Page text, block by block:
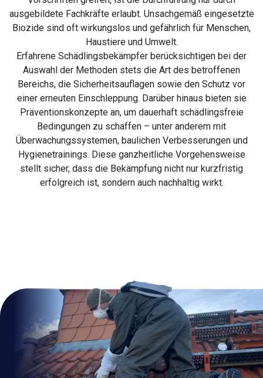
ausgebildete Fachkräfte erlaubt. Unsachgemäß eingesetzte
Biozide sind oft wirkungslos und gefährlich für Menschen,
Haustiere und Umwelt.
Erfahrene Schädlingsbekämpfer berücksichtigen bei der
Auswahl der Methoden stets die Art des betroffenen
Bereichs, die Sicherheitsauflagen sowie den Schutz vor
einer erneuten Einschleppung. Darüber hinaus bieten sie
Präventionskonzepte an, um dauerhaft schädlingsfreie
Bedingungen zu schaffen – unter anderem mit
Überwachungssystemen, baulichen Verbesserungen und
Hygienetrainings. Diese ganzheitliche Vorgehensweise
stellt sicher, dass die Bekämpfung nicht nur kurzfristig
erfolgreich ist, sondern auch nachhaltig wirkt.